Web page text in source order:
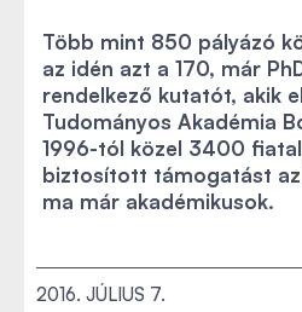
Több mint 850 pályázó
az idén azt a 170, már
rendelkező kutatót, akik
Tudományos Akadémia
1996-tól közel 3400
biztosított támogatást az
ma már akadémikusok.
2016. JÚLIUS 7.